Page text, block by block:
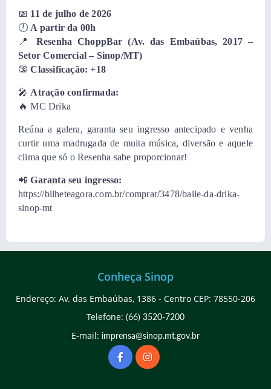
📅 11 de julho de 2026
🕛 A partir da 00h
📍 Resenha ChoppBar (Av. das Embaúbas, 2017 –
Setor Comercial – Sinop/MT)
🔞Classificação: +18
🎤 Atração confirmada:
🔥 MC Drika
Reúna a galera, garanta seu ingresso antecipado e venha
curtir uma madrugada de muita música, diversão e aquele
clima que só o Resenha sabe proporcionar!
📲Garanta seu ingresso:
https://bilheteagora.com.br/comprar/3478/baile-da-drika-
sinop-mt
Conheça Sinop
Endereço: Av. das Embaúbas, 1386 - Centro CEP: 78550-206
Telefone: (66) 3520-7200
E-mail: imprensa@sinop.mt.gov.br